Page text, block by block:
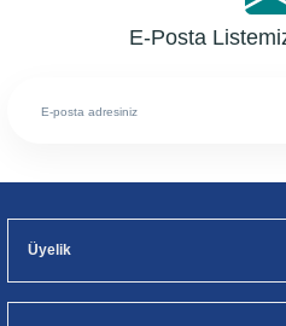
E-Posta
Üyelik